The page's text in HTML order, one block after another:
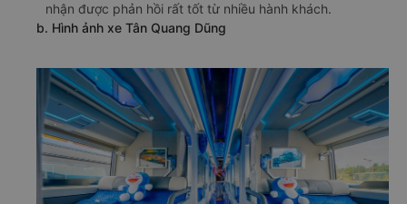
nhận được phản hồi rất tốt từ nhiều hành khách.
b. Hình ảnh xe Tân Quang Dũng